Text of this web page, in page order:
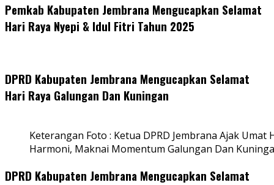
Pemkab Kabupaten Jembrana Mengucapkan Selamat
Hari Raya Nyepi & Idul Fitri Tahun 2025
DPRD Kabupaten Jembrana Mengucapkan Selamat
Hari Raya Galungan Dan Kuningan
Keterangan Foto : Ketua DPRD Jembrana Ajak
Harmoni, Maknai Momentum Galungan Dan
DPRD Kabupaten Jembrana Mengucapkan Selamat